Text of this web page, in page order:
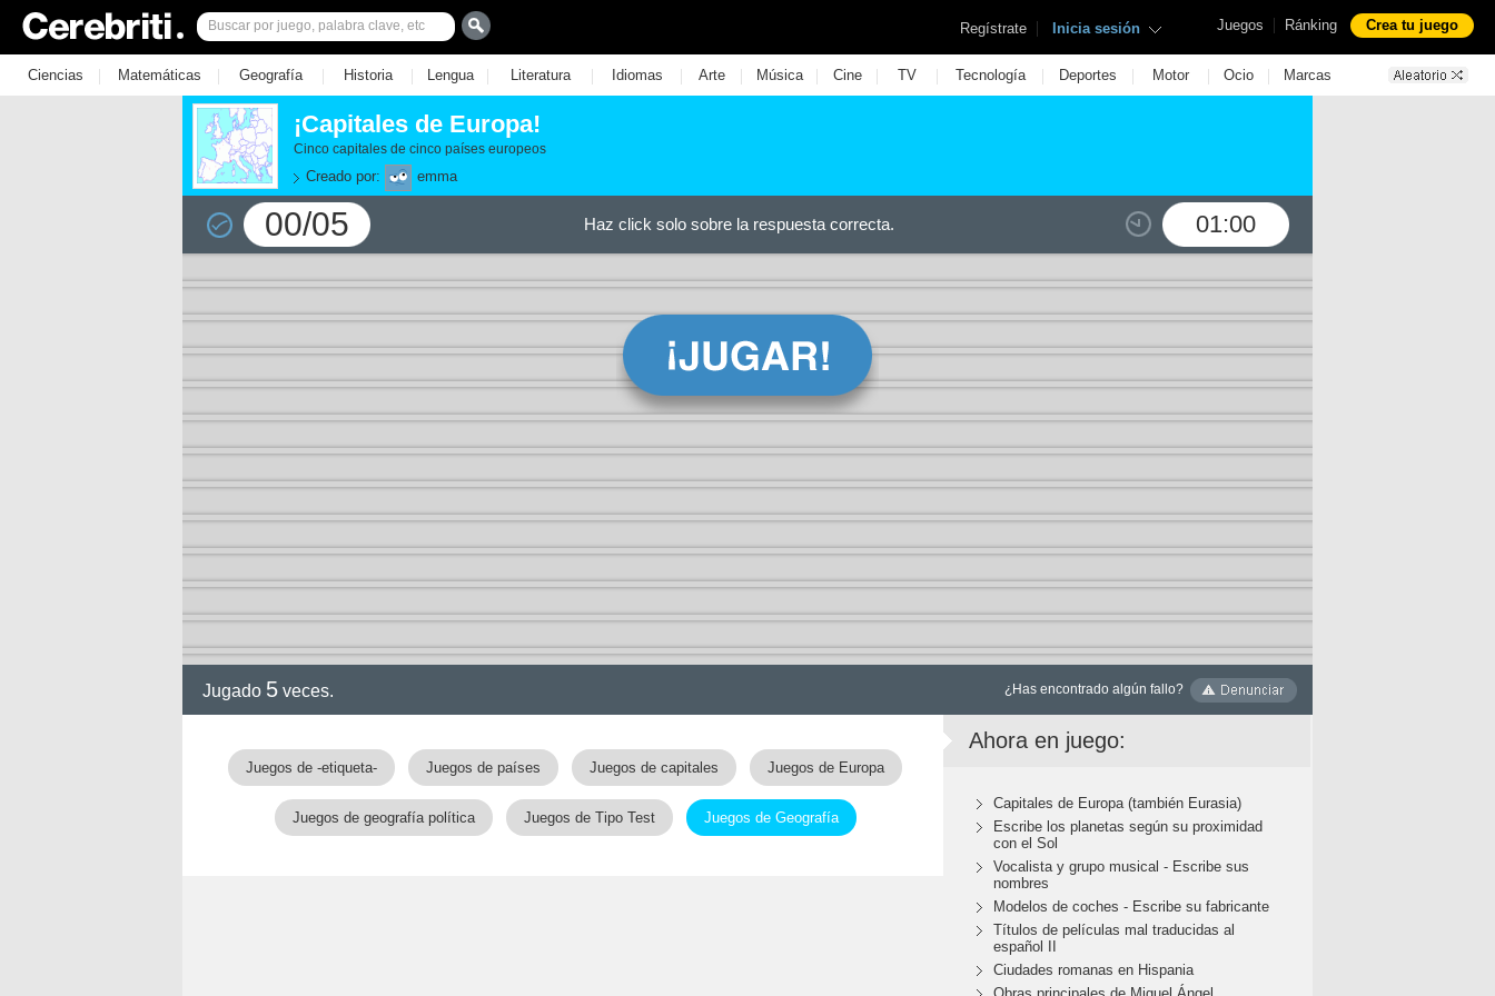
Juegos | Ránking Crea tu juego
Regístrate | Inicia sesión
Ciencias | Matemáticas | Geografía | Historia | Lengua | Literatura | Idiomas | Arte | Música | Cine | TV | Tecnología | Deportes | Motor | Ocio | Marcas
¡Capitales de Europa!
Cinco capitales de cinco países europeos
Creado por: emma
00/05 01:00
Haz click solo sobre la respuesta correcta.
Jugado 5 veces. ¿Has encontrado algún fallo?
Juegos de -etiqueta- Juegos de países Juegos de capitales Juegos de Europa
Juegos de geografía política Juegos de Tipo Test Juegos de Geografía
Ahora en juego:
Capitales de Europa (también Eurasia)
Escribe los planetas según su proximidad
con el Sol
Vocalista y grupo musical - Escribe sus
nombres
Modelos de coches - Escribe su fabricante
Títulos de películas mal traducidas al
español II
Ciudades romanas en Hispania